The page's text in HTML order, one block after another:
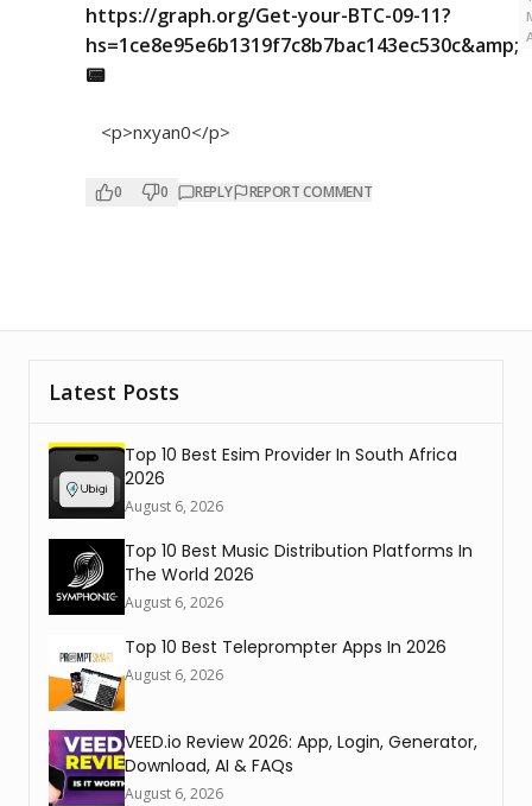
https://graph.org/Get-your-BTC-09-11?
hs=1ce8e95e6b1319f7c8b7bac143ec530c&amp;
📟
<p>nxyan0</p>
0 0 REPLY REPORT COMMENT
Latest Posts
Top 10 Best Esim Provider In South Africa
2026
August 6, 2026
Top 10 Best Music Distribution Platforms In
The World 2026
August 6, 2026
Top 10 Best Teleprompter Apps In 2026
August 6, 2026
VEED.io Review 2026: App, Login, Generator,
Download, AI & FAQs
August 6, 2026